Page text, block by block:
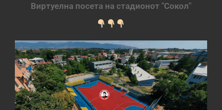
Виртуелна посета на стадионот "Сокол"